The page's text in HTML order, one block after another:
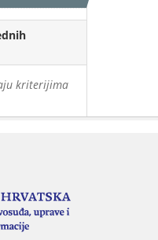
kriterijima